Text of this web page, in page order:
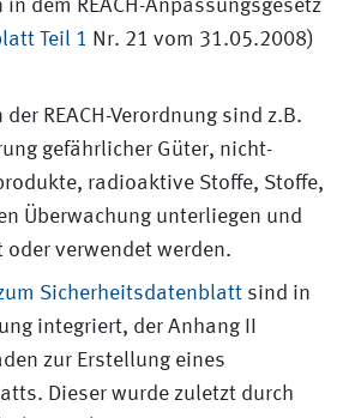
dem REACH-Anpassungsgesetz
Teil 1 Nr. 21 vom 31.05.2008)
REACH-Verordnung sind z.B.
gefährlicher Güter, nicht-
radioaktive Stoffe, Stoffe,
Überwachung unterliegen und
verwendet werden.
Sicherheitsdatenblatt sind in
integriert, der Anhang II
zur Erstellung eines
Dieser wurde zuletzt durch